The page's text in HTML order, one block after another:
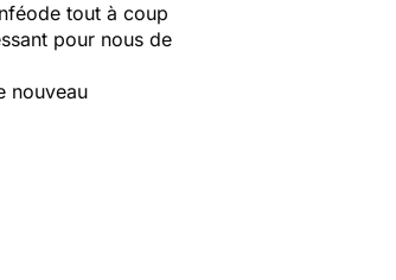
tout à coup
pour nous de
nouveau